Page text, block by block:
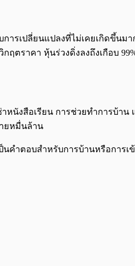
รเปลี่ยนแปลงที่ไม่เคยเกิดขึ้นม
ราคา หุ้นร่วงดิ่งลงถึงเกือบ
หนังสือเรียน การช่วยทำการบ้า
ยหมื่นล้าน
คำตอบสำหรับการบ้านหรือการ